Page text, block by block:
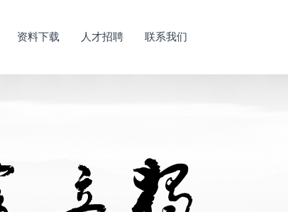
资料下载 人才招聘 联系我们